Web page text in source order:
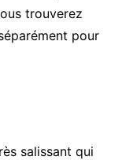
trouverez
pour
salissant qui